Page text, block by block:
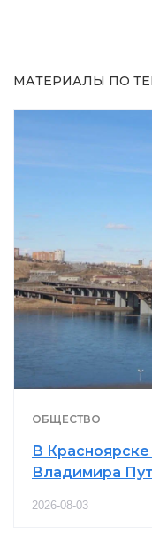
МАТЕРИАЛЫ ПО
ОБЩЕСТВО
В
Владимира
2026-08-03